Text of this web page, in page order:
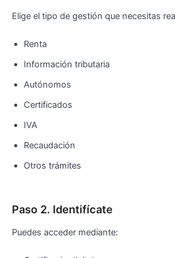
Elige el tipo de gestión que necesitas
Renta
Información tributaria
Autónomos
Certificados
IVA
Recaudación
Otros trámites
Paso 2. Identifícate
Puedes acceder mediante: